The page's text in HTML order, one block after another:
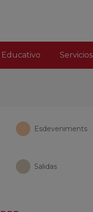
Servicios
Esdeveniments
Salidas